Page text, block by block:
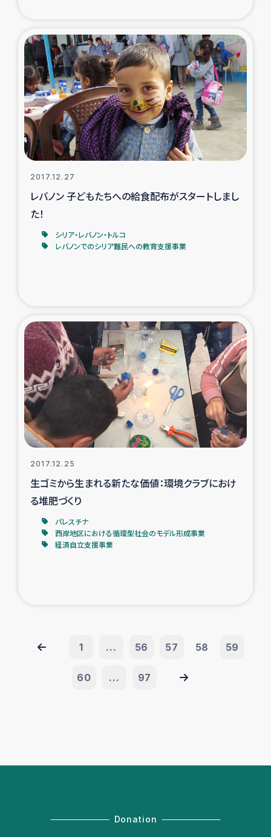
2017.12.27
レバノン 子どもたちへの給食配布がスタートしまし
た！
シリア・レバノン・トルコ
レバノンでのシリア難民への教育支援事業
2017.12.25
生ゴミから生まれる新たな価値：環境クラブにおけ
る堆肥づくり
パレスチナ
西岸地区における循環型社会のモデル形成事業
経済自立支援事業
1 ... 56 57 58 59
60 ... 97
Donation